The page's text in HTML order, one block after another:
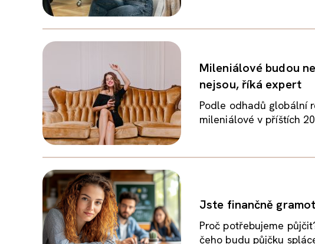
Mileniálové budou
nejsou, říká expert
Podle odhadů globální
mileniálové v příštích
Jste finančně
Proč potřebujeme
čeho budu půjčku